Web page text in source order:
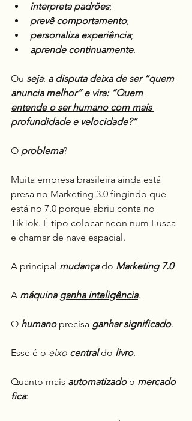
interpreta padrões;
prevê comportamento;
personaliza experiência;
aprende continuamente.
Ou seja: a disputa deixa de ser “quem
anuncia melhor” e vira: “Quem
entende o ser humano com mais
profundidade e velocidade?”
O problema?
Muita empresa brasileira ainda está
presa no Marketing 3.0 fingindo que
está no 7.0 porque abriu conta no
TikTok. É tipo colocar neon num Fusca
e chamar de nave espacial.
A principal mudança do Marketing 7.0
A máquina ganha inteligência.
O humano precisa ganhar significado.
Esse é o eixo central do livro.
Quanto mais automatizado o mercado
fica: